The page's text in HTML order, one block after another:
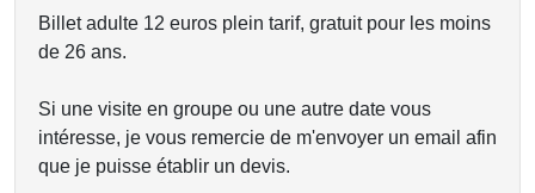
Billet adulte 12 euros plein tarif, gratuit pour les moins
de 26 ans.
Si une visite en groupe ou une autre date vous
intéresse, je vous remercie de m'envoyer un email afin
que je puisse établir un devis.